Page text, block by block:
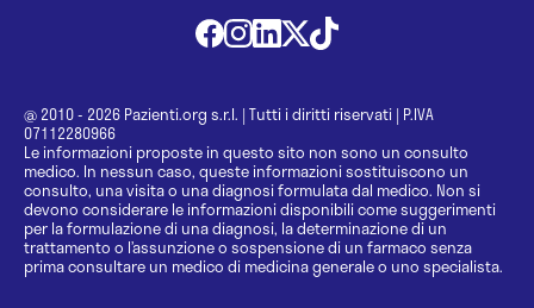
@ 2010 - 2026 Pazienti.org s.r.l. | Tutti i diritti riservati | P.IVA
07112280966
Le informazioni proposte in questo sito non sono un consulto
medico. In nessun caso, queste informazioni sostituiscono un
consulto, una visita o una diagnosi formulata dal medico. Non si
devono considerare le informazioni disponibili come suggerimenti
per la formulazione di una diagnosi, la determinazione di un
trattamento o l’assunzione o sospensione di un farmaco senza
prima consultare un medico di medicina generale o uno specialista.